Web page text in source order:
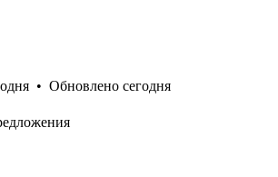
• Обновлено сегодня